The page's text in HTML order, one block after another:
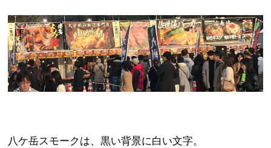
八ケ岳スモークは、黒い背景に白い文字。